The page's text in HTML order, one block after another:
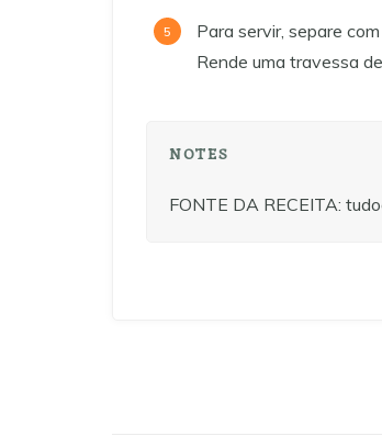
Para servir, separe
Rende uma travessa
NOTES
FONTE DA RECEITA: